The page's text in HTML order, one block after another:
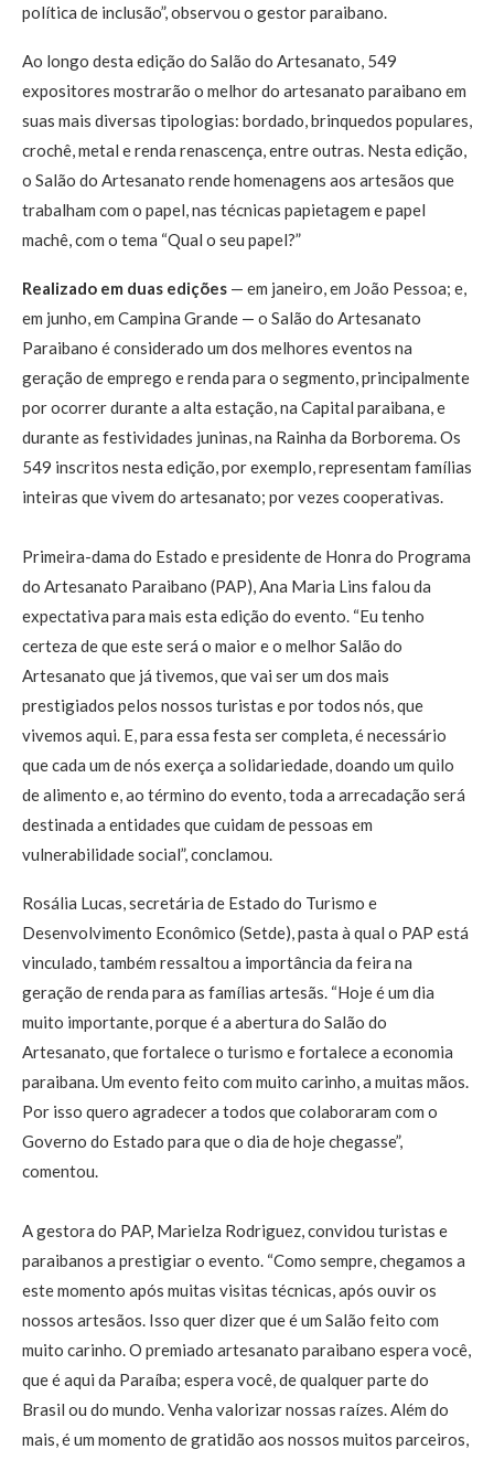
política de inclusão”, observou o gestor paraibano.
Ao longo desta edição do Salão do Artesanato, 549
expositores mostrarão o melhor do artesanato paraibano em
suas mais diversas tipologias: bordado, brinquedos populares,
crochê, metal e renda renascença, entre outras. Nesta edição,
o Salão do Artesanato rende homenagens aos artesãos que
trabalham com o papel, nas técnicas papietagem e papel
machê, com o tema “Qual o seu papel?”
Realizado em duas edições — em janeiro, em João Pessoa; e,
em junho, em Campina Grande — o Salão do Artesanato
Paraibano é considerado um dos melhores eventos na
geração de emprego e renda para o segmento, principalmente
por ocorrer durante a alta estação, na Capital paraibana, e
durante as festividades juninas, na Rainha da Borborema. Os
549 inscritos nesta edição, por exemplo, representam famílias
inteiras que vivem do artesanato; por vezes cooperativas.
Primeira-dama do Estado e presidente de Honra do Programa
do Artesanato Paraibano (PAP), Ana Maria Lins falou da
expectativa para mais esta edição do evento. “Eu tenho
certeza de que este será o maior e o melhor Salão do
Artesanato que já tivemos, que vai ser um dos mais
prestigiados pelos nossos turistas e por todos nós, que
vivemos aqui. E, para essa festa ser completa, é necessário
que cada um de nós exerça a solidariedade, doando um quilo
de alimento e, ao término do evento, toda a arrecadação será
destinada a entidades que cuidam de pessoas em
vulnerabilidade social”, conclamou.
Rosália Lucas, secretária de Estado do Turismo e
Desenvolvimento Econômico (Setde), pasta à qual o PAP está
vinculado, também ressaltou a importância da feira na
geração de renda para as famílias artesãs. “Hoje é um dia
muito importante, porque é a abertura do Salão do
Artesanato, que fortalece o turismo e fortalece a economia
paraibana. Um evento feito com muito carinho, a muitas mãos.
Por isso quero agradecer a todos que colaboraram com o
Governo do Estado para que o dia de hoje chegasse”,
comentou.
A gestora do PAP, Marielza Rodriguez, convidou turistas e
paraibanos a prestigiar o evento. “Como sempre, chegamos a
este momento após muitas visitas técnicas, após ouvir os
nossos artesãos. Isso quer dizer que é um Salão feito com
muito carinho. O premiado artesanato paraibano espera você,
que é aqui da Paraíba; espera você, de qualquer parte do
Brasil ou do mundo. Venha valorizar nossas raízes. Além do
mais, é um momento de gratidão aos nossos muitos parceiros,